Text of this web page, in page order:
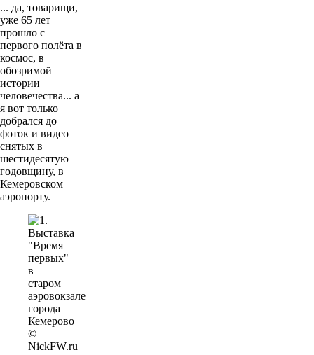
... да, товарищи,
уже 65 лет
прошло с
первого полёта в
космос, в
обозримой
истории
человечества... а
я вот только
добрался до
фоток и видео
снятых в
шестидесятую
годовщину, в
Кемеровском
аэропорту.